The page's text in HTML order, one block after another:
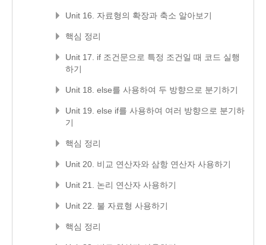
Unit 16. 자료형의 확장과 축소 알아보기
핵심 정리
Unit 17. if 조건문으로 특정 조건일 때 코드 실행
하기
Unit 18. else를 사용하여 두 방향으로 분기하기
Unit 19. else if를 사용하여 여러 방향으로 분기하
기
핵심 정리
Unit 20. 비교 연산자와 삼항 연산자 사용하기
Unit 21. 논리 연산자 사용하기
Unit 22. 불 자료형 사용하기
핵심 정리